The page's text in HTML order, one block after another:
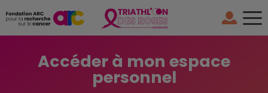
Accéder à mon espace
personnel